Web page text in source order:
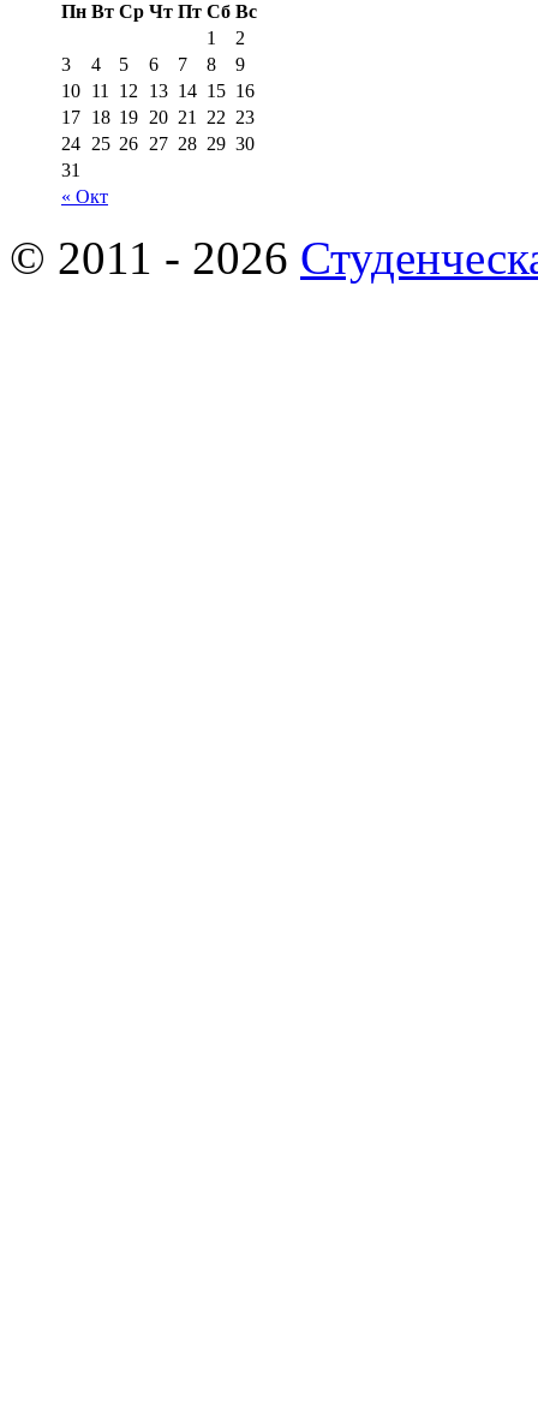
Пн Вт Ср Чт Пт Сб Вс
« Окт
1
2
3
4 5 6 7 8
9
10 11 12 13 14 15 16
17 18 19 20 21 22 23
24 25 26 27 28 29 30
31
© 2011 - 2026